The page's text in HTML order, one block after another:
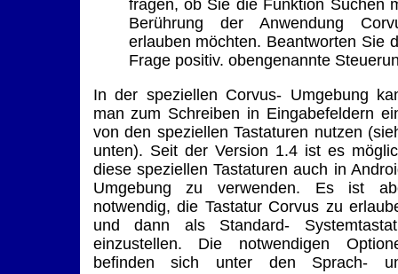
fragen, ob Sie die Funktion Suchen
Berührung der Anwendung
erlauben möchten. Beantworten Sie
Frage positiv. obengenannte
In der speziellen Corvus- Umgebung
man zum Schreiben in Eingabefeldern
von den speziellen Tastaturen nutzen
unten). Seit der Version 1.4 ist es
diese speziellen Tastaturen auch in
Umgebung zu verwenden. Es ist
notwendig, die Tastatur Corvus zu
und dann als Standard-
einzustellen. Die notwendigen
befinden sich unter den Sprach-